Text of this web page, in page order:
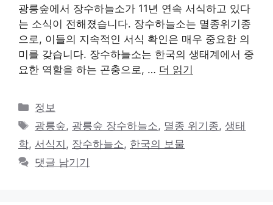
광릉숲에서 장수하늘소가 11년 연속 서식하고 있다
는 소식이 전해졌습니다. 장수하늘소는 멸종위기종
으로, 이들의 지속적인 서식 확인은 매우 중요한 의
미를 갖습니다. 장수하늘소는 한국의 생태계에서 중
요한 역할을 하는 곤충으로, … 더 읽기
카
테
고
리
정보
태
그
광릉숲, 광릉숲 장수하늘소, 멸종 위기종,생태
학, 서식지 , 장수하늘소, 한국의 보물
댓글 남기기